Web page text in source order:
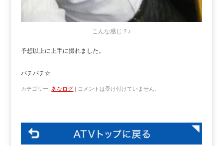
こんな感じ？♪
予想以上に上手に撮れました。
パチパチ☆
カテゴリー: あなログ コメントは受け付けていません。